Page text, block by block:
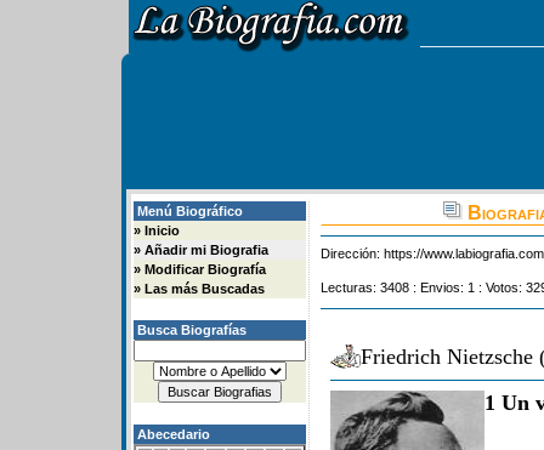
Menú Biográfico
» Inicio
» Añadir mi Biografia
» Modificar Biografía
» Las más Buscadas
Busca Biografías
Abecedario
Dirección: https://
Lecturas: 3408 : Envios: 1 : Votos:
Friedrich Nietzsche
1 Un